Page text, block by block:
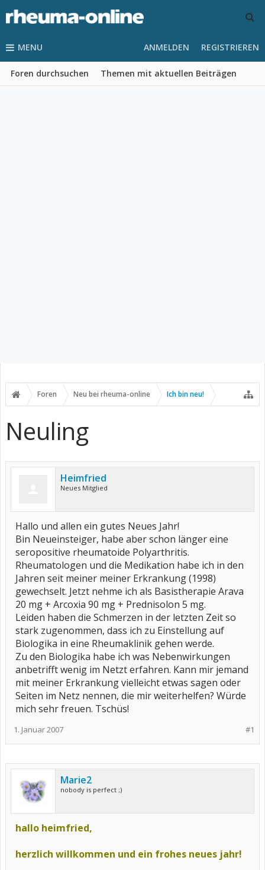
MENU
Foren durchsuchen Themen mit aktuellen Beiträgen
ANMELDEN REGISTRIEREN
Foren Neu bei rheuma-online Ich bin neu!
Neuling
Heimfried
Neues Mitglied
Hallo und allen ein gutes Neues Jahr!
Bin Neueinsteiger, habe aber schon länger eine
seropositive rheumatoide Polyarthritis.
Rheumatologen und die Medikation habe ich in den
Jahren seit meiner meiner Erkrankung (1998)
gewechselt. Jetzt nehme ich als Basistherapie Arava
20 mg + Arcoxia 90 mg + Prednisolon 5 mg.
Leiden haben die Schmerzen in der letzten Zeit so
stark zugenommen, dass ich zu Einstellung auf
Biologika in eine Rheumaklinik gehen werde.
Zu den Biologika habe ich was Nebenwirkungen
anbetrifft wenig im Netzt erfahren. Kann mir jemand
mit meiner Erkrankung vielleicht etwas sagen oder
Seiten im Netz nennen, die mir weiterhelfen? Würde
mich sehr freuen. Tschüs!
#1
1. Januar 2007
Marie2
nobody is perfect ;)
hallo heimfried,
herzlich willkommen und ein frohes neues jahr!